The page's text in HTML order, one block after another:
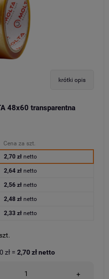
krótki opis
48x60 transparentna
Cena za szt.
2,70 złnetto
2,64 złnetto
2,56 złnetto
2,48 złnetto
2,33 złnetto
+
zł = 2,70 złnetto